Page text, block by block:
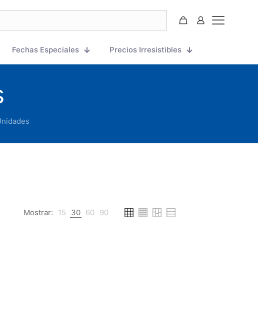
Fechas Especiales Precios Irresistibles
Mostrar: 15 30 60 90